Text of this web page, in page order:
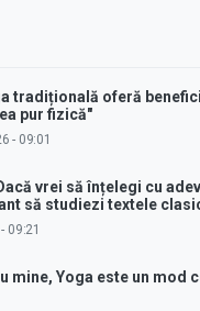
tradițională oferă
pur fizică"
- 09:01
vrei să înțelegi cu
să studiezi textele
09:21
mine, Yoga este un mod